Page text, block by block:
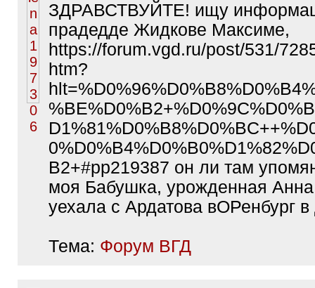
ЗДРАВСТВУЙТЕ! ищу
прадедде Жидкове Максиме,
https://forum.vgd.ru/post/531/
htm?
B2+#pp219387 он ли там
моя Бабушка, урожденная
уехала с Ардатова вОРенбург в
Тема: Форум ВГД